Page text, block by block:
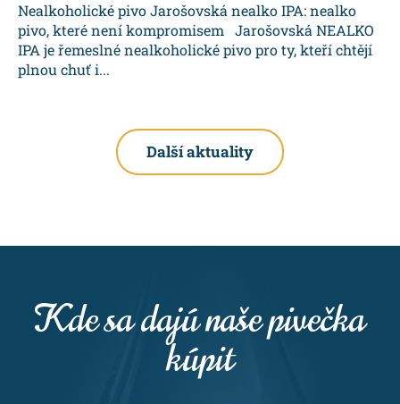
Nealkoholické pivo Jarošovská nealko IPA: nealko
pivo, které není kompromisem Jarošovská NEALKO
IPA je řemeslné nealkoholické pivo pro ty, kteří chtějí
plnou chuť i...
Další aktuality
Kde sa dajú naše pivečka
kúpit